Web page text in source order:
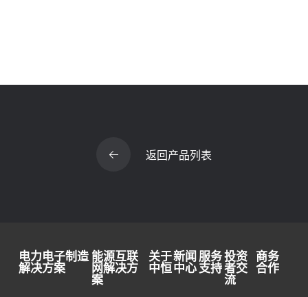
返回产品列表
电力电子制造
解决方案
能源互联
网解决方
案
关于
中恒
新闻
中心
服务
支持
投资
者交
流
商务
合作